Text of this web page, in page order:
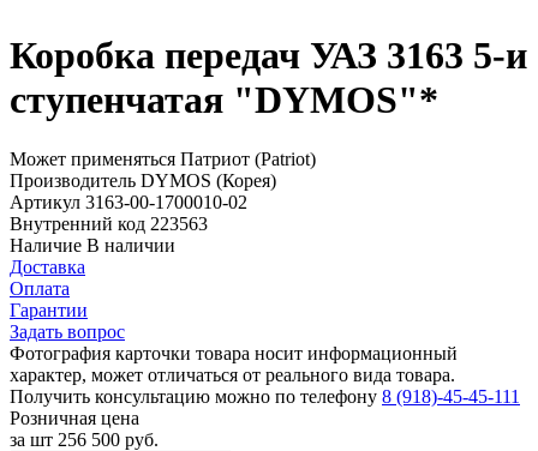
Коробка передач УАЗ 3163 5-и
ступенчатая "DYMOS"*
Может применяться Патриот (Patriot)
Производитель DYMOS (Корея)
Артикул 3163-00-1700010-02
Внутренний код 223563
Наличие В наличии
Доставка
Оплата
Гарантии
Задать вопрос
Фотография карточки товара носит информационный
характер, может отличаться от реального вида товара.
Получить консультацию можно по телефону 8 (918)-45-45-111
Розничная цена
за шт 256 500 руб.